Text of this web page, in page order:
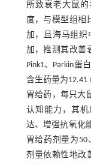
所致衰老大鼠
度，与模型组相
加，且海马组织
加，推测其改善
Pink1、Parkin蛋
含生药量为
胃给药，每只大
认知能力，其机
达、增强抗氧化
胃给药剂量为50
剂量依赖性地改